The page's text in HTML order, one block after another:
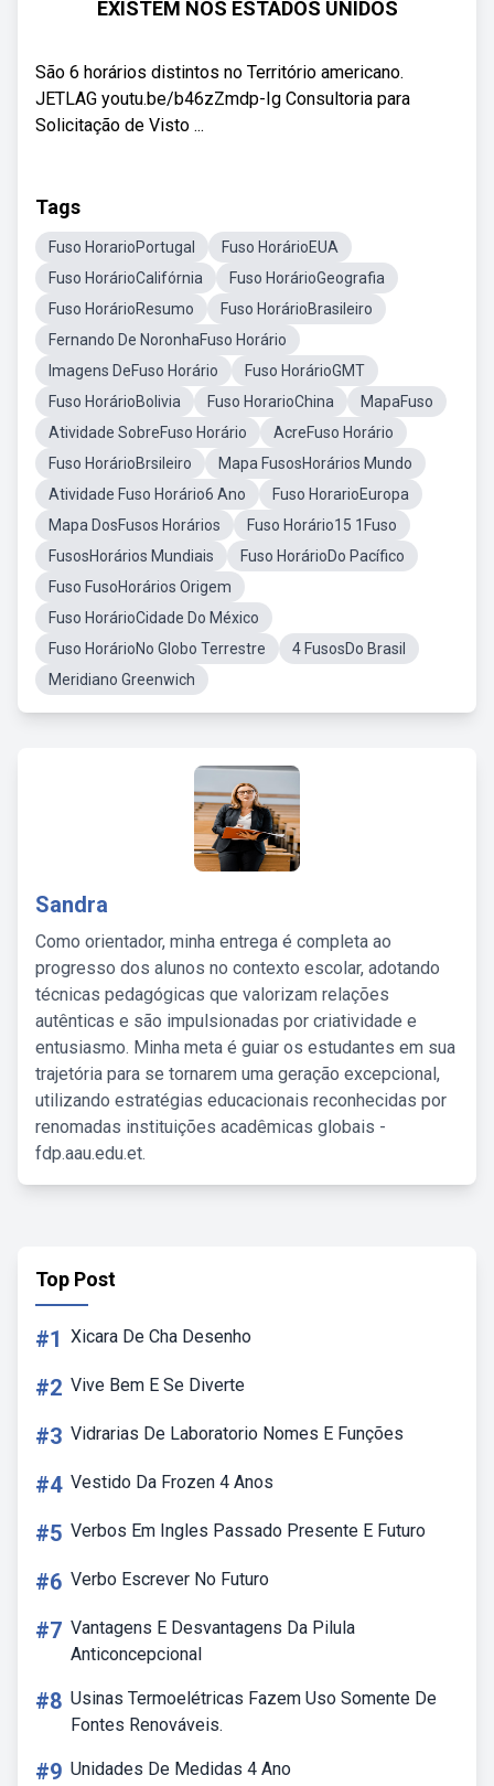
EXISTEM NOS ESTADOS UNIDOS
São 6 horários distintos no Território americano.
JETLAG youtu.be/b46zZmdp-Ig Consultoria para
Solicitação de Visto ...
Tags
Fuso HorarioPortugal
Fuso HorárioEUA
Fuso HorárioCalifórnia
Fuso HorárioGeografia
Fuso HorárioResumo
Fuso HorárioBrasileiro
Fernando De NoronhaFuso Horário
Imagens DeFuso Horário
Fuso HorárioGMT
Fuso HorárioBolivia
Fuso HorarioChina
MapaFuso
Atividade SobreFuso Horário
AcreFuso Horário
Fuso HorárioBrsileiro
Mapa FusosHorários Mundo
Atividade Fuso Horário6 Ano
Fuso HorarioEuropa
Mapa DosFusos Horários
Fuso Horário15 1Fuso
FusosHorários Mundiais
Fuso HorárioDo Pacífico
Fuso FusoHorários Origem
Fuso HorárioCidade Do México
Fuso HorárioNo Globo Terrestre
4 FusosDo Brasil
Meridiano Greenwich
Sandra
Como orientador, minha entrega é completa ao
progresso dos alunos no contexto escolar, adotando
técnicas pedagógicas que valorizam relações
autênticas e são impulsionadas por criatividade e
entusiasmo. Minha meta é guiar os estudantes em sua
trajetória para se tornarem uma geração excepcional,
utilizando estratégias educacionais reconhecidas por
renomadas instituições acadêmicas globais -
fdp.aau.edu.et.
Top Post
#1 Xicara De Cha Desenho
#2 Vive Bem E Se Diverte
#3 Vidrarias De Laboratorio Nomes E Funções
#4 Vestido Da Frozen 4 Anos
#5 Verbos Em Ingles Passado Presente E Futuro
#6 Verbo Escrever No Futuro
#7 Vantagens E Desvantagens Da Pilula
Anticoncepcional
#8 Usinas Termoelétricas Fazem Uso Somente De
Fontes Renováveis.
#9 Unidades De Medidas 4 Ano